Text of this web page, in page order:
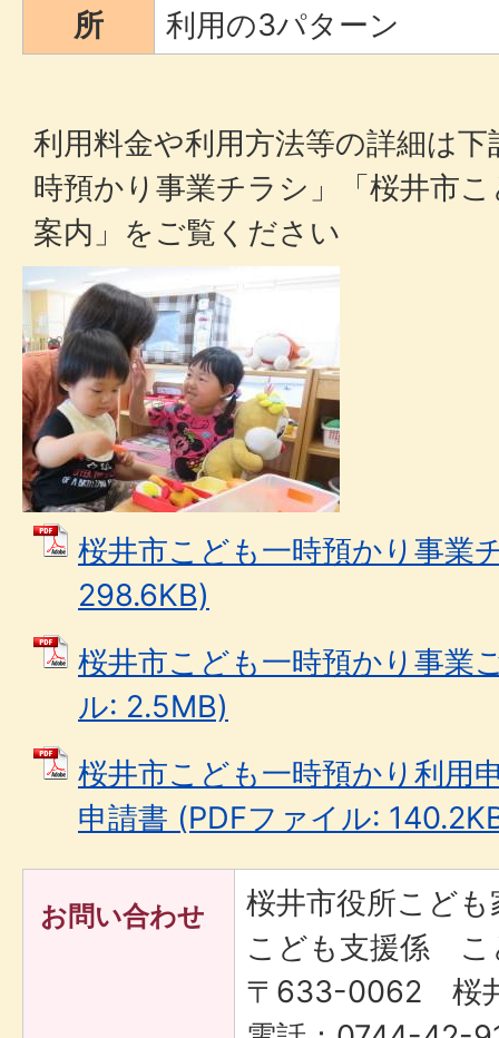
所
利用の3パターン
利用料金や利用方法等の詳細は
時預かり事業チラシ」「桜井市
案内」をご覧ください
桜井市こども一時預かり事業
298.6KB)
桜井市こども一時預かり事業
ル: 2.5MB)
桜井市こども一時預かり利用
申請書 (PDFファイル:
お問い合わせ
桜井市役所こど
こども支援係 こ
〒633-0062 桜